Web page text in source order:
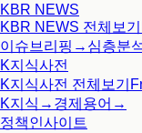
KBR NEWS
KBR NEWS 전체보기
이슈브리핑 → 심층분
K지식사전
K지식사전 전체보기
K지식 → 경제용어 →
정책인사이트